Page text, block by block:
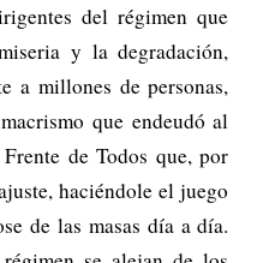
del régimen que
y la degradación,
a millones de personas,
que endeudó al
de Todos que, por
haciéndole el juego
de las masas día a día.